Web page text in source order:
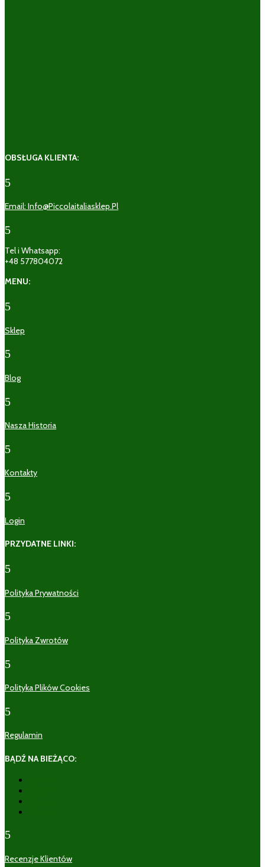
OBSŁUGA KLIENTA:
5
Email: Info@piccolaitaliasklep.pl
5
Tel i Whatsapp:
+48 577804072
MENU:
5
Sklep
5
Blog
5
Nasza Historia
5
Kontakty
5
Login
PRZYDATNE LINKI:
5
Polityka Prywatności
5
Polityka Zwrotów
5
Polityka Plików Cookies
5
Regulamin
BĄDŹ NA BIEŻĄCO:
5
Recenzje Klientów